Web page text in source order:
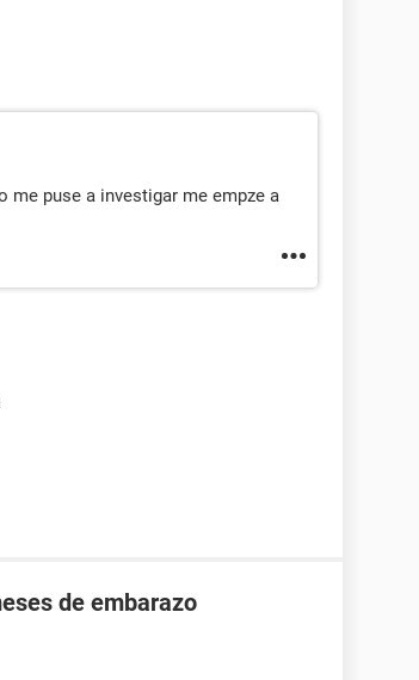
me puse a investigar me empze a
de embarazo